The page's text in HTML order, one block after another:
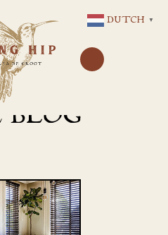
NAAR
DE
INHOUD
BLOG
DUTCH ▼